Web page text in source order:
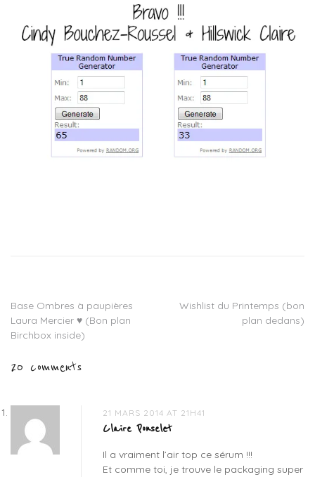
de
soi,
concours
beauté,
soi
Navigation
de
l’article
Base Ombres à paupières
Laura Mercier ♥ (Bon plan
Birchbox inside)
Wishlist du Printemps (bon
plan dedans)
20 comments
21 MARS 2014 AT 21H41
Claire Ponselet
Il a vraiment l’air top ce sérum !!!
Et comme toi, je trouve le packaging super